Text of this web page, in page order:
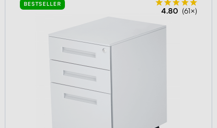
BESTSELLER
4.80 (61×)